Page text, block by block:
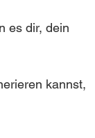
es dir, dein
kannst,